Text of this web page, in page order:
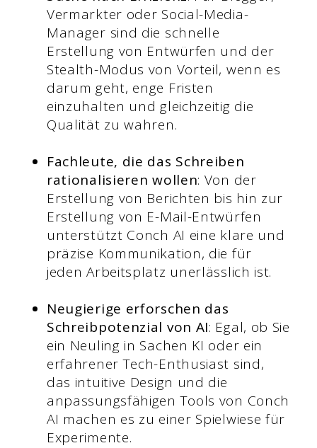
Vermarkter oder Social-Media-
Manager sind die schnelle
Erstellung von Entwürfen und der
Stealth-Modus von Vorteil, wenn es
darum geht, enge Fristen
einzuhalten und gleichzeitig die
Qualität zu wahren.
Fachleute, die das Schreiben
rationalisieren wollen: Von der
Erstellung von Berichten bis hin zur
Erstellung von E-Mail-Entwürfen
unterstützt Conch AI eine klare und
präzise Kommunikation, die für
jeden Arbeitsplatz unerlässlich ist.
Neugierige erforschen das
Schreibpotenzial von AI: Egal, ob Sie
ein Neuling in Sachen KI oder ein
erfahrener Tech-Enthusiast sind,
das intuitive Design und die
anpassungsfähigen Tools von Conch
AI machen es zu einer Spielwiese für
Experimente.